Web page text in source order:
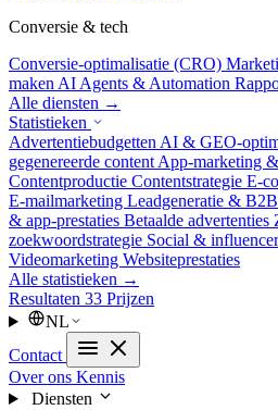
Conversie & tech
Conversie-optimalisatie (CRO)
maken AI Agents & Automation
Alle diensten →
Statistieken
Advertentiebudgetten AI & GEO-
gegenereerde content App-marketing
Contentproductie Contentstrategie E-
E-mailmarketing Leadgeneratie & B2B
& app-prestaties Betaalde advertenties
zoekwoordstrategie Social &
Videomarketing Websiteprestaties
Alle statistieken →
Resultaten 33 Prijzen
NL
Contact
Over ons Kennis
Diensten